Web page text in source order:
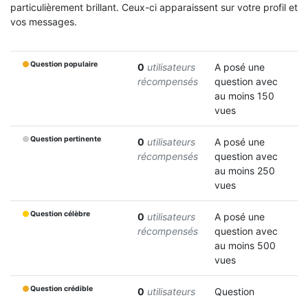
particulièrement brillant. Ceux-ci apparaissent sur votre profil et
vos messages.
Question populaire 0 utilisateurs
récompensés
A posé une
question avec
au moins 150
vues
Question pertinente 0 utilisateurs
récompensés
A posé une
question avec
au moins 250
vues
Question célèbre 0 utilisateurs
récompensés
A posé une
question avec
au moins 500
vues
Question crédible 0 utilisateurs
Question